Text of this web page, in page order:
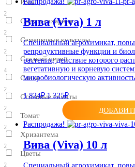
Роза
2
Свекла сахарная
2
Семечковые культуры
2
Сладкий перец
4
Слива
2
Столовые томаты
2
Томат
2
Хризантема
2
Цветы
2
Вива (Viva) 1 л
Специальный агрохимикат,
репродуктивные функции и
растения, действие которого
вегетативную и корневую
микробиологическую
1 824₽ 1 325₽
Распродажа!
Вива (Viva) 10 л
Специальный агрохимикат,